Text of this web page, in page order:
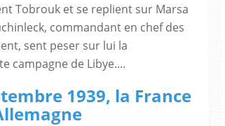
Tobrouk et se replient sur Marsa
commandant en chef des
sent peser sur lui la
campagne de Libye....
1939, la France